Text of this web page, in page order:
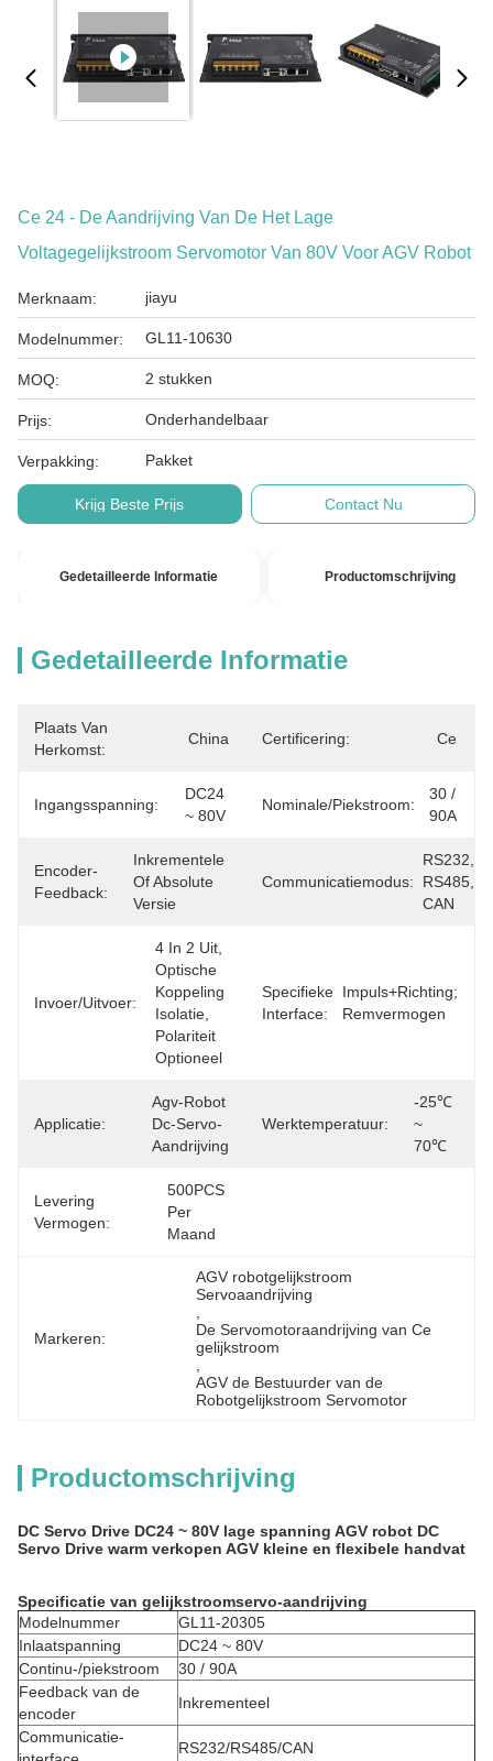
Ce 24 - De Aandrijving Van De Het Lage
Voltagegelijkstroom Servomotor Van 80V Voor AGV Robot
Merknaam: jiayu
Modelnummer: GL11-10630
MOQ: 2 stukken
Prijs: Onderhandelbaar
Verpakking: Pakket
Krijg Beste Prijs Contact Nu
Gedetailleerde Informatie Productomschrijving
Gedetailleerde Informatie
Plaats Van
Herkomst:
China Certificering: Ce
Ingangsspanning:
DC24
~ 80V
Nominale/piekstroom:
30 /
90A
Encoder-
Feedback:
Inkrementele
Of Absolute
Versie
Communicatiemodus:
RS232,
RS485,
CAN
Invoer/uitvoer:
4 In 2 Uit,
Optische
Koppeling
Isolatie,
Polariteit
Optioneel
Specifieke
Interface:
Impuls+richting;
Remvermogen
Applicatie:
Agv-Robot
Dc-Servo-
Aandrijving
Werktemperatuur:
-25℃
~
70℃
Levering
Vermogen:
500PCS
Per
Maand
Markeren:
AGV robotgelijkstroom
Servoaandrijving
De Servomotoraandrijving van Ce
gelijkstroom
AGV de Bestuurder van de
Robotgelijkstroom Servomotor
Productomschrijving
DC Servo Drive DC24 ~ 80V lage spanning AGV robot DC
Servo Drive warm verkopen AGV kleine en flexibele handvat
Specificatie van gelijkstroomservo-aandrijving
Modelnummer
GL11-20305
Inlaatspanning
DC24 ~ 80V
Continu-/piekstroom
30 / 90A
Feedback van de
encoder
Inkrementeel
Communicatie-
RS232/RS485/CAN